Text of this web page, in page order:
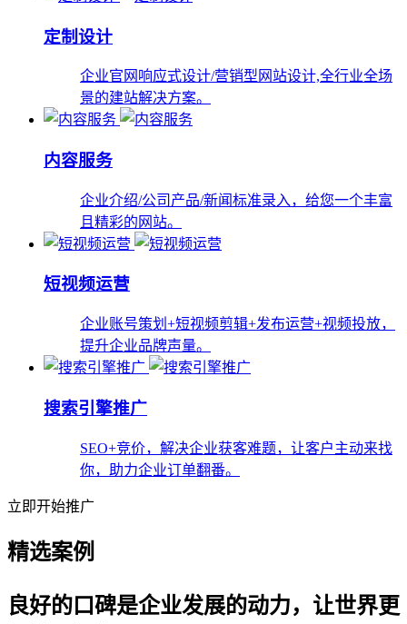
定制设计
企业官网响应式设计/营销型网站设计,全行业全场
景的建站解决方案。
内容服务
企业介绍/公司产品/新闻标准录入，给您一个丰富
且精彩的网站。
短视频运营
企业账号策划+短视频剪辑+发布运营+视频投放，
提升企业品牌声量。
搜索引擎推广
SEO+竞价，解决企业获客难题，让客户主动来找
你，助力企业订单翻番。
立即开始推广
精选案例
良好的口碑是企业发展的动力，让世界更